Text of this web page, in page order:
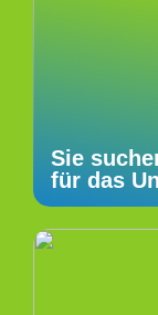
Sie
für das